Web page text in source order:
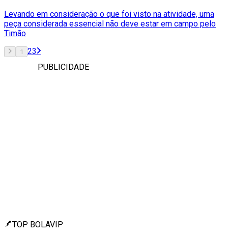
Levando em consideração o que foi visto na atividade, uma
peça considerada essencial não deve estar em campo pelo
Timão
1 23
PUBLICIDADE
TOP BOLAVIP